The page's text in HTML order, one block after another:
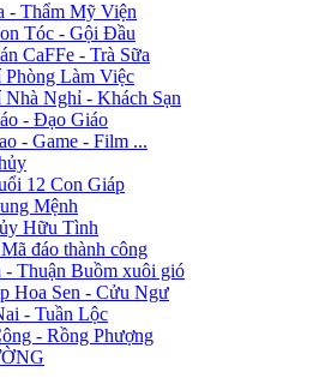
- Thẩm Mỹ Viện
Tóc - Gội Đầu
CaFFe - Trà Sữa
Phòng Làm Việc
Nhà Nghỉ - Khách Sạn
- Đạo Giáo
- Game - Film ...
12 Con Giáp
Mệnh
Hữu Tình
đáo thành công
- Thuận Buồm xuôi gió
Hoa Sen - Cửu Ngư
- Tuần Lộc
- Rồng Phượng